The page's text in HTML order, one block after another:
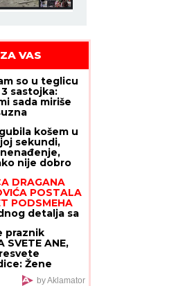
VAS
so u teglicu
sastojka:
sada miriše
košem u
sekundi,
nije dobro
DRAGANA
POSTALA
PODSMEHA
detalja sa
"Bukvalno
praznik
SVETE ANE,
Žene
treba daby Aklamator